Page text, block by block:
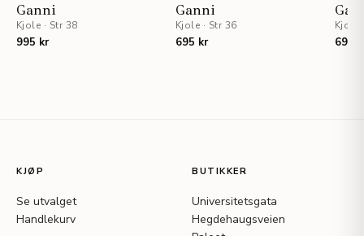
Ganni
Kjole · Str 38
995 kr
Ganni
Kjole · Str 36
695 kr
Kjole
695
KJØP
Se utvalget
Handlekurv
BUTIKKER
Universitetsgata
Hegdehaugsveien